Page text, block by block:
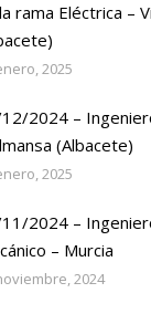
rama Eléctrica –
2025
2024 –
(Albacete)
2025
2024 –
– Murcia
2024